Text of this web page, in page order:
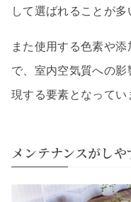
して選ばれることが多
また使用する色素や
で、室内空気質への
現する要素となってい
メンテナンスがしや